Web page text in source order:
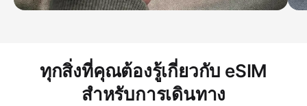
ทุกสิ่งที่คุณต้องรู้เกี่ยวกับ eSIM
สำหรับการเดินทาง